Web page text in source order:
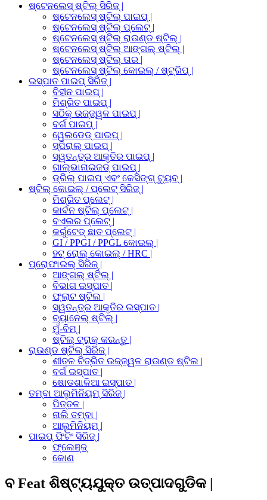
ଷ୍ଟେନଲେସ୍ ଷ୍ଟିଲ୍ ସିରିଜ୍ |
ଷ୍ଟେନଲେସ୍ ଷ୍ଟିଲ୍ ପାଇପ୍ |
ଷ୍ଟେନଲେସ୍ ଷ୍ଟିଲ୍ ପ୍ଲେଟ୍ |
ଷ୍ଟେନଲେସ୍ ଷ୍ଟିଲ୍ ରାଉଣ୍ଡ ଷ୍ଟିଲ୍ |
ଷ୍ଟେନଲେସ୍ ଷ୍ଟିଲ୍ ଆଙ୍ଗଲ୍ ଷ୍ଟିଲ୍ |
ଷ୍ଟେନଲେସ୍ ଷ୍ଟିଲ୍ ତାର |
ଷ୍ଟେନଲେସ୍ ଷ୍ଟିଲ୍ କୋଇଲ୍ / ଷ୍ଟ୍ରିପ୍ |
ଇସ୍ପାତ ପାଇପ୍ ସିରିଜ୍ |
ବିହୀନ ପାଇପ୍ |
ମିଶ୍ରିତ ପାଇପ୍ |
ସଠିକ୍ ଉଜ୍ଜ୍ୱଳ ପାଇପ୍ |
ବର୍ଗ ପାଇପ୍ |
ୱେଲଡେଡ୍ ପାଇପ୍ |
ସ୍ପିରାଲ୍ ପାଇପ୍ |
ସ୍ୱତନ୍ତ୍ର ଆକୃତିର ପାଇପ୍ |
ଗାଲ୍ଭାନାଇଜଡ୍ ପାଇପ୍ |
ଡ୍ରିଲ୍ ପାଇପ୍ ଏବଂ କେସିଙ୍ଗ୍ ଟ୍ୟୁବ୍ |
ଷ୍ଟିଲ୍ କୋଇଲ୍ / ପ୍ଲେଟ୍ ସିରିଜ୍ |
ମିଶ୍ରିତ ପ୍ଲେଟ୍ |
କାର୍ବନ ଷ୍ଟିଲ୍ ପ୍ଲେଟ୍ |
ବଏଲର ପ୍ଲେଟ୍ |
କର୍ରୁଟେଡ୍ ଛାତ ପ୍ଲେଟ୍ |
GI / PPGI / PPGL କୋଇଲ୍ |
ହଟ୍ ରୋଲ୍ କୋଇଲ୍ / HRC |
ପ୍ରୋଫାଇଲ୍ ସିରିଜ୍ |
ଆଙ୍ଗଲ୍ ଷ୍ଟିଲ୍ |
ବିଭାଗ ଇସ୍ପାତ |
ଫ୍ଲାଟ ଷ୍ଟିଲ |
ସ୍ୱତନ୍ତ୍ର ଆକୃତିର ଇସ୍ପାତ |
ଚ୍ୟାନେଲ୍ ଷ୍ଟିଲ୍ |
ମୁଁ-ବିମ୍ |
ଷ୍ଟିଲ୍ ଟ୍ରାକ୍ କରନ୍ତୁ |
ରାଉଣ୍ଡ ଷ୍ଟିଲ୍ ସିରିଜ୍ |
ଶୀତଳ ଚିତ୍ରିତ ଉଜ୍ଜ୍ୱଳ ରାଉଣ୍ଡ ଷ୍ଟିଲ |
ବର୍ଗ ଇସ୍ପାତ |
ଷୋଡଶାଳିଆ ଇସ୍ପାତ |
ତମ୍ବା ଆଲୁମିନିୟମ୍ ସିରିଜ୍ |
ପିତ୍ତଳ |
ନାଲି ତମ୍ବା |
ଆଲୁମିନିୟମ୍ |
ପାଇପ୍ ଫିଟିଂ ସିରିଜ୍ |
ଫ୍ଲେଞ୍ଜ୍
କୋଣ
ବ Feat ଶିଷ୍ଟ୍ୟଯୁକ୍ତ ଉତ୍ପାଦଗୁଡିକ |